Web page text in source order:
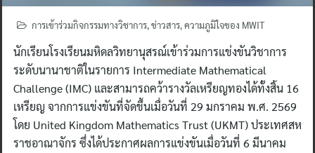
การเข้าร่วมกิจกรรมทางวิชาการ,ข่าวสาร,ความภูมิใจของ MWIT
นักเรียนโรงเรียนมหิดลวิทยานุสรณ์เข้าร่วมการแข่งขันวิชาการ
ระดับนานาชาติในรายการ Intermediate Mathematical
Challenge (IMC) และสามารถคว้ารางวัลเหรียญทองได้ทั้งสิ้น 16
เหรียญ จากการแข่งขันที่จัดขึ้นเมื่อวันที่ 29 มกราคม พ.ศ. 2569
โดย United Kingdom Mathematics Trust (UKMT) ประเทศสห
ราชอาณาจักร ซึ่งได้ประกาศผลการแข่งขันเมื่อวันที่ 6 มีนาคม